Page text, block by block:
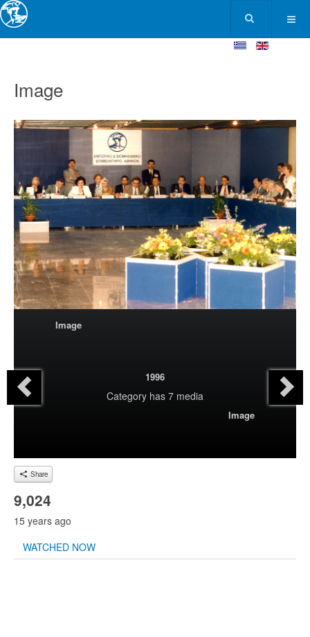
Image
Image
1996
Category has 7 media
Image
Share
9,024
15 years ago
WATCHED NOW